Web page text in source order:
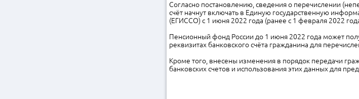
Согласно постановлению, сведения о перечислении
счёт начнут включать в Единую государственную
(ЕГИССО) с 1 июня 2022 года (ранее с 1 февраля 2022
Пенсионный фонд России до 1 июня 2022 года может
реквизитах банковского счёта гражданина для
Кроме того, внесены изменения в порядок передачи
банковских счетов и использования этих данных для